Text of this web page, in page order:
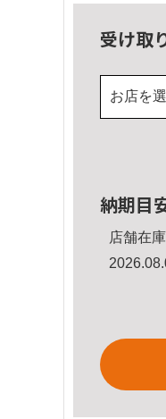
受け取
お店を
納期目
店舗在